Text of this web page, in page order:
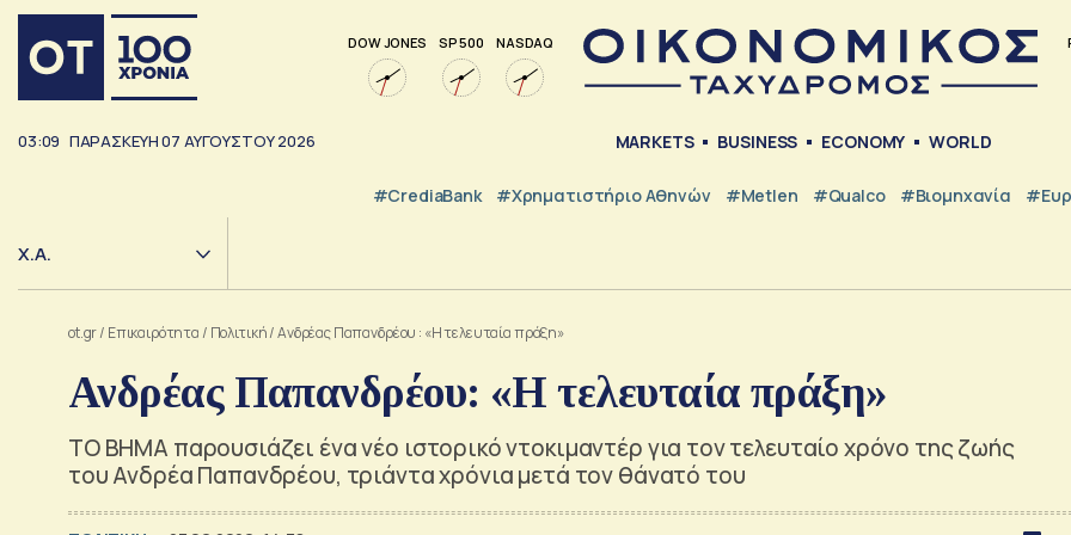
DOW JONES SP 500 NASDAQ
03:09 ΠΑΡΑΣΚΕΥΗ07 ΑΥΓΟΥΣΤΟΥ2026 MARKETS BUSINESS ECONOMY WORLD
#CrediaBank #Χρηματιστήριο Αθηνών #metlen #Qualco #Βιομηχανία
Χ.Α.
ot.gr/ Επικαιρότητα / Πολιτική/Ανδρέας Παπανδρέου : «Η τελευταία πράξη»
Ανδρέας Παπανδρέου: «Η τελευταία πράξη»
ΤΟ ΒΗΜΑ παρουσιάζει ένα νέο ιστορικό ντοκιμαντέρ για τον τελευταίο χρόνο της ζωής
του Ανδρέα Παπανδρέου, τριάντα χρόνια μετά τον θάνατό του